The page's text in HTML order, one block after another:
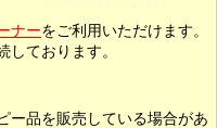
ナーをご利用いただけます。
ております。
ー品を販売している場合があ